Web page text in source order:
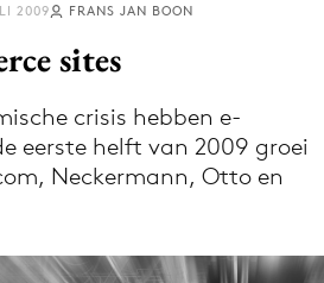
de app
via de Adformatie
app
2009 FRANS JAN BOON
sites
crisis hebben e-
eerste helft van 2009 groei
Neckermann, Otto en